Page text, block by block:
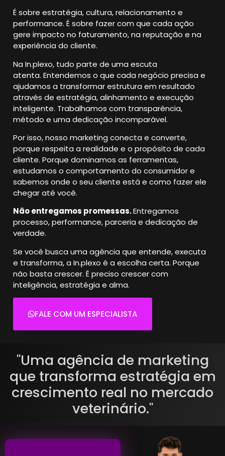
É sobre estratégia, cultura, relacionamento e
performance. É sobre fazer com que cada ação
gere impacto no faturamento, na reputação e na
experiência do cliente.
Na In.plexo, tudo parte de uma escuta
atenta. Entendemos o que cada negócio precisa e
ajudamos a transformar estrutura em resultado
através de estratégia, alinhamento e execução
inteligente. Trabalhamos com transparência,
método e uma dedicação incomparável.
Por isso, nosso marketing conecta e converte,
porque respeita a realidade e o propósito de cada
cliente. Porque dominamos as ferramentas,
estudamos o comportamento do consumidor e
sabemos onde o seu cliente está e como fazer ele
chegar até você.
Não entregamos promessas.Entregamos
processo, performance, parceria e dedicação de
verdade.
Se você busca uma agência que entende, executa
e transforma, a In.plexo é a escolha certa. Porque
não basta crescer. É preciso crescer com
inteligência, estratégia e alma.
FALE COM UM ESPECIALISTA
"Uma agência de marketing
que transforma estratégia em
crescimento real no mercado
veterinário."